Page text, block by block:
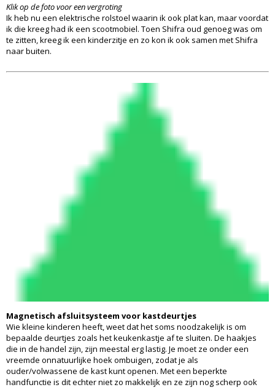
Klik op de foto voor een vergroting
Ik heb nu een elektrische rolstoel waarin ik ook plat kan, maar voordat
ik die kreeg had ik een scootmobiel. Toen Shifra oud genoeg was om
te zitten, kreeg ik een kinderzitje en zo kon ik ook samen met Shifra
naar buiten.
Magnetisch afsluitsysteem voor kastdeurtjes
Wie kleine kinderen heeft, weet dat het soms noodzakelijk is om
bepaalde deurtjes zoals het keukenkastje af te sluiten. De haakjes
die in de handel zijn, zijn meestal erg lastig. Je moet ze onder een
vreemde onnatuurlijke hoek ombuigen, zodat je als
ouder/volwassene de kast kunt openen. Met een beperkte
handfunctie is dit echter niet zo makkelijk en ze zijn nog scherp ook